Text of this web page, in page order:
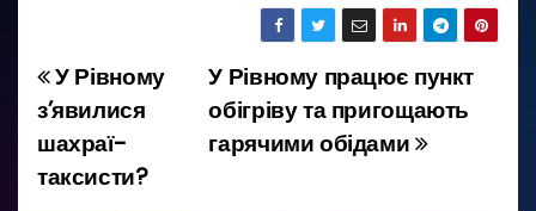
Н
а
в
У Рівному працює пункт
обігріву та пригощають
гарячими обідами
У Рівному
з’явилися
шахраї-
таксисти?